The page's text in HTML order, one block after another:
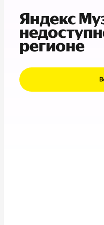
Яндекс
регионе